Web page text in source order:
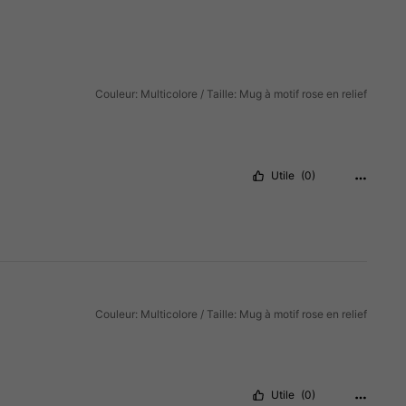
Couleur: Multicolore / Taille: Mug à motif rose en relief
Utile (0)
Couleur: Multicolore / Taille: Mug à motif rose en relief
Utile (0)